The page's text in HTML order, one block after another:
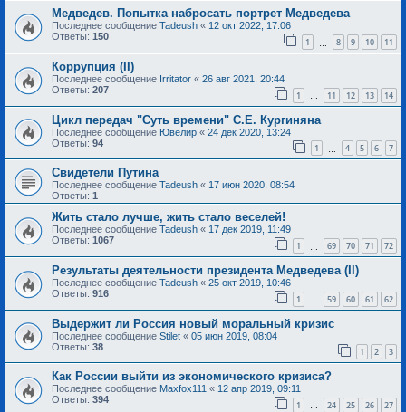
Медведев. Попытка набросать портрет Медведева
Последнее сообщение Tadeush « 12 окт 2022, 17:06
Ответы: 150 1 8 9 10 11
Коррупция (II)
Последнее сообщение Irritator « 26 авг 2021, 20:44
Ответы: 207 1 … 11 12 13 14
Цикл передач "Суть времени" С.Е. Кургиняна
Последнее сообщение Ювелир « 24 дек 2020, 13:24
Ответы: 94 1 4 5 6 7
Свидетели Путина
Последнее сообщение Tadeush « 17 июн 2020, 08:54
Ответы: 1
Жить стало лучше, жить стало веселей!
Последнее сообщение Tadeush « 17 дек 2019, 11:49
Ответы: 1067 1 69 70 71 72
Результаты деятельности президента Медведева (II)
Последнее сообщение Tadeush « 25 окт 2019, 10:46
Ответы: 916 1 … 59 60 61 62
Выдержит ли Россия новый моральный кризис
Последнее сообщение Stilet « 05 июн 2019, 08:04
Ответы: 38 1 2 3
Как России выйти из экономического кризиса?
Последнее сообщение Maxfox111 « 12 апр 2019, 09:11
Ответы: 394 1 … 24 25 26 27